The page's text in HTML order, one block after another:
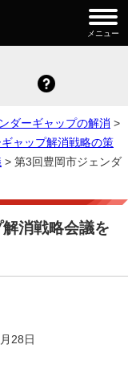
メニュー
ダーギャップの解消 >
ャップ解消戦略の策
> 第3回豊岡市ジェンダ
消戦略会議を
28日